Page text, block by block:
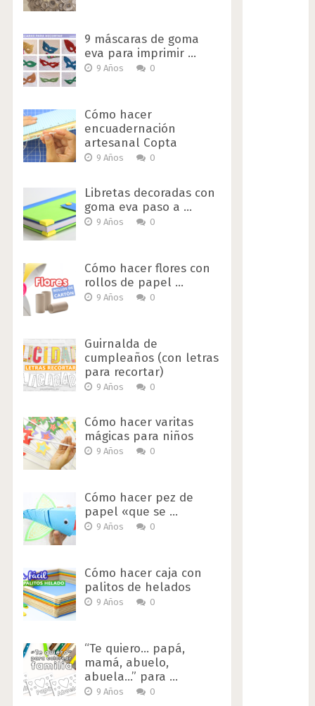
9 máscaras de goma
eva para imprimir …
9 Años 0
Cómo hacer
encuadernación
artesanal Copta
9 Años 0
Libretas decoradas con
goma eva paso a …
9 Años 0
Cómo hacer flores con
rollos de papel …
9 Años 0
Guirnalda de
cumpleaños (con letras
para recortar)
9 Años 0
Cómo hacer varitas
mágicas para niños
9 Años 0
Cómo hacer pez de
papel «que se …
9 Años 0
Cómo hacer caja con
palitos de helados
9 Años 0
“Te quiero… papá,
mamá, abuelo,
abuela…” para …
9 Años 0